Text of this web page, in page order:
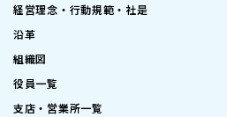
経営理念・行動規範・社是
沿革
組織図
役員一覧
支店・営業所一覧